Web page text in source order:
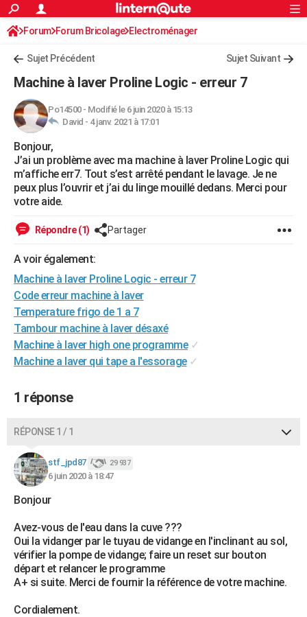
ACTUALITÉS
Politique
Société
Faits Divers
Education
Monde
Villes
+
FINANCE
Retraite
Impôts
Epargne
Immobilier
Risques naturels par ville
Banque
Assurance
Crédit
AUTO
Essais
Réserver un essai
Citadines
Berlines
SUV
Forum auto
+HIGH-TECH
Mobiles
Meilleur smartphone
Internet
Ordinateurs
Jeux vidéo
Guide high-tech
+BRICOLAGE
Forum
Aménagement intérieur
Extérieur
Cuisine
Salle de bains
Jardinage
Rangement
Guides de France
Escapades
Patrimoine
Expositions
Musées
Week-end nature
Art de vivre
Bien-être
Loisirs
Mode
Modes de vie
Alimentation
Guide de la santé
Maladies
Médicaments
Sommeil
VOYAGE
Destinations
City break
Voyage nature
Voyage de noces
Forum
PHOTO
GUIDES D'ACHAT
CARTE DE VOEUX
Carte de Noël
Carte Bonne année
Carte Saint-Valentin
Carte Pâques
Carte d'anniversaire
DICTIONNAIRE
Dictionnaire
Biographies
Citations
Expressions
Proverbes
PROGRAMME TV
FORUM
Bricolage
Lifestyle
Culture
Sport
Auto
Television
Voyage
Cinema
S'inscrire
Connexion
Forum Forum Bricolage Electroménager
Sujet Précédent Sujet Suivant
Machine à laver Proline Logic - erreur 7
Po14500- Modifié le 6 juin 2020 à 15:13
David - 4 janv. 2021 à 17:01
Bonjour,
J’ai un problème avec ma machine à laver Proline Logic qui
m’affiche err7. Tout s’est arrêté pendant le lavage. Je ne
peux plus l’ouvrir et j’ai du linge mouillé dedans. Merci pour
votre aide.
Répondre (1) Partager
A voir également:
Machine à laver Proline Logic - erreur 7
Code erreur machine à laver
Temperature frigo de 1 a 7
Tambour machine à laver désaxé
Machine à laver high one programme ✓
Machine a laver qui tape a l'essorage ✓
1 réponse
RÉPONSE 1 / 1
stf_jpd87 29 937
6 juin 2020 à 18:47
Bonjour
Avez-vous de l'eau dans la cuve ???
Oui la vidanger par le tuyau de vidange en l'inclinant au sol,
vérifier la pompe de vidange; faire un reset sur bouton
départ et relancer le programme
A+ si suite. Merci de fournir la référence de votre machine.
Cordialement.